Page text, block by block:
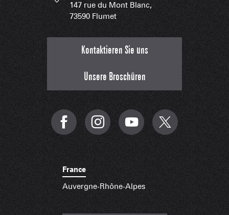
147 rue du Mont Blanc,
73590 Flumet
Kontaktieren Sie uns
Unsere Broschüren
France
Auvergne-Rhône-Alpes